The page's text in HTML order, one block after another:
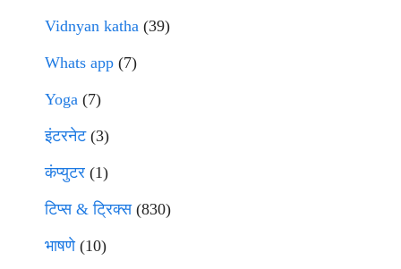
Vidnyan katha (39)
Whats app (7)
Yoga (7)
इंटरनेट(3)
कंप्युटर (1)
टिप्स & ट्रिक्स(830)
भाषणे(10)